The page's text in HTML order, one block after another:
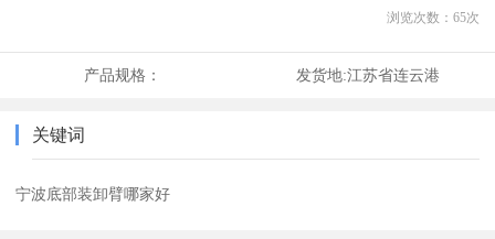
浏览次数： 65次
产品规格： 发货地:江苏省连云港
关键词
宁波底部装卸臂哪家好